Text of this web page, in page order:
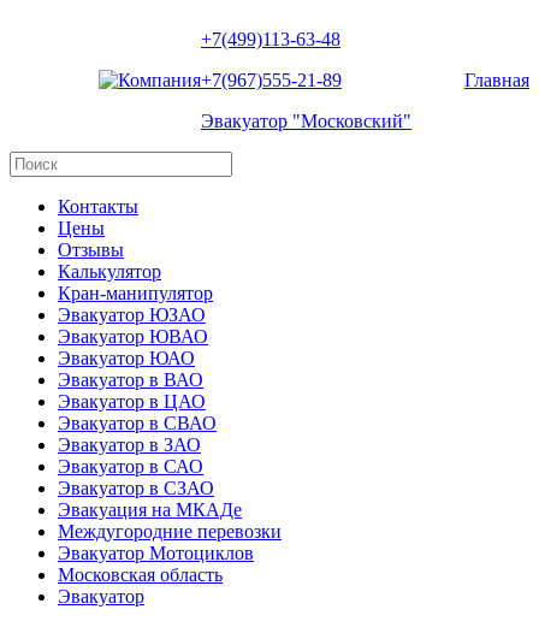
+7(499)113-63-48
+7(967)555-21-89
Эвакуатор "Московский"
Главная
Контакты
Цены
Отзывы
Калькулятор
Кран-манипулятор
Эвакуатор ЮЗАО
Эвакуатор ЮВАО
Эвакуатор ЮАО
Эвакуатор в ВАО
Эвакуатор в ЦАО
Эвакуатор в СВАО
Эвакуатор в ЗАО
Эвакуатор в САО
Эвакуатор в СЗАО
Эвакуация на МКАДе
Междугородние перевозки
Эвакуатор Мотоциклов
Московская область
Эвакуатор